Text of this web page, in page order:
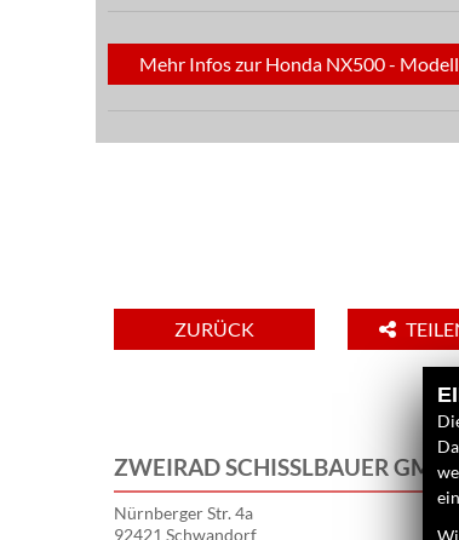
Mehr Infos zur Honda NX500 -
ZURÜCK
ZWEIRAD SCHISSLBAUER GMBH
Nürnberger Str. 4a
92421 Schwandorf